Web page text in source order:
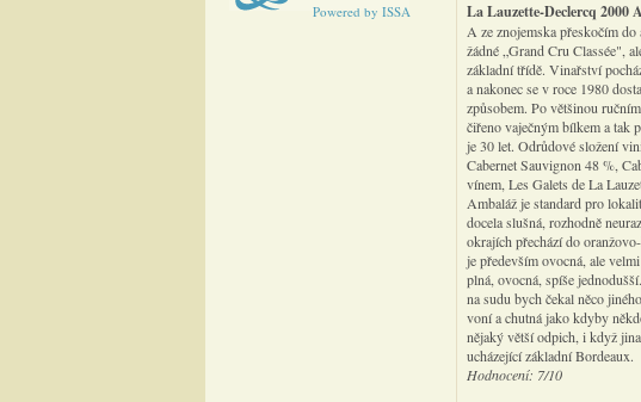
Powered by ISSA La Lauzette-Declercq 2000
A ze znojemska přeskočím
žádné „Grand Cru Classée",
základní třídě. Vinařství
a nakonec se v roce 1980
způsobem. Po většinou
čiřeno vaječným bílkem a tak
je 30 let. Odrůdové složení
Cabernet Sauvignon 48 %,
vínem, Les Galets de La
Ambaláž je standard pro
docela slušná, rozhodně
okrajích přechází do
je především ovocná, ale
plná, ovocná, spíše
na sudu bych čekal něco
voní a chutná jako kdyby
nějaký větší odpich, i když
ucházející základní Bordeaux.
Hodnocení: 7/10